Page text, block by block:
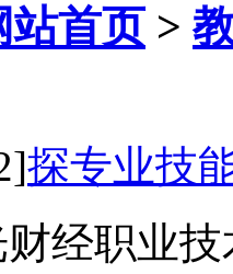
站首页>
探专业技
经职业